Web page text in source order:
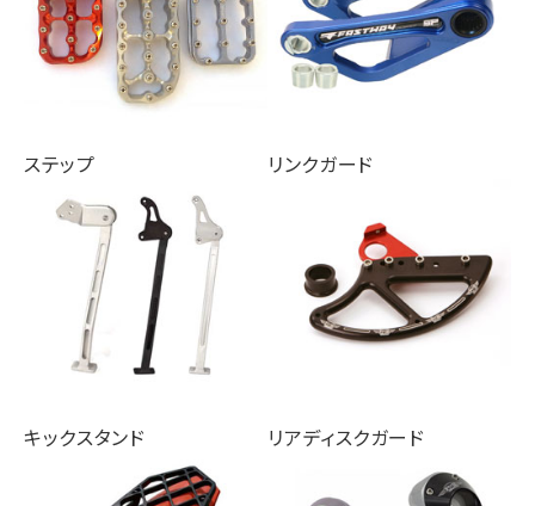
ステップ リンクガード
キックスタンド リアディスクガード